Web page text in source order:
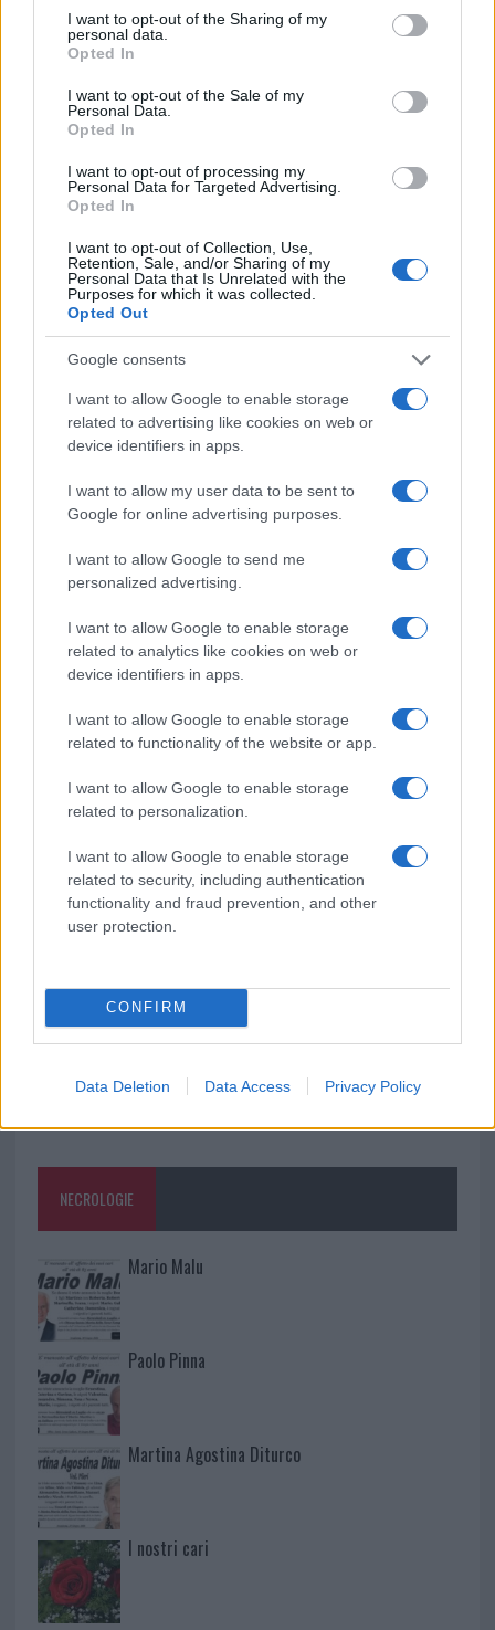
not limited to your visit or usage behaviour. You may click to
grant or deny consent to Google and its third-party tags to
use your data for below specified purposes in below Google
consent section.
I want to opt-out of the Sharing of my
personal data.
Opted In
I want to opt-out of the Sale of my
Personal Data.
Opted In
I want to opt-out of processing my
Personal Data for Targeted Advertising.
Opted In
I want to opt-out of Collection, Use,
Retention, Sale, and/or Sharing of my
Personal Data that Is Unrelated with the
Purposes for which it was collected.
Opted Out
Google consents
I want to allow Google to enable storage
related to advertising like cookies on web or
device identifiers in apps.
I want to allow my user data to be sent to
Google for online advertising purposes.
I want to allow Google to send me
personalized advertising.
I want to allow Google to enable storage
related to analytics like cookies on web or
device identifiers in apps.
I want to allow Google to enable storage
related to functionality of the website or app.
I want to allow Google to enable storage
related to personalization.
I want to allow Google to enable storage
related to security, including authentication
functionality and fraud prevention, and other
user protection.
CONFIRM
Data Deletion Data Access Privacy Policy
Condividi l'articolo
F
a
ce
b
o
o
k
T
w
it
te
r
n
re
st
h
s
A
p
p
h
re
Prossimo articolo
NOTIZIE RECENTI
Le previsioni meteo per il weekend a Olbia e in
Gallura
Michelle Hunziker in Gallura, bella anche dal
vivo: un amico vip svela come fa
Calangianus, dopo le polemiche il centro
esplode la protesta
soluzione ideale per la casa e l’ufficio
Monte Pino, la fine di un lungo dolore: storia e
rinascita della strada che segnò la Gallura
Raid nelle campagne di Berchidda, rischio per
la rete elettrica
NECROLOGIE
Mario Malu
Paolo Pinna
Martina Agostina Diturco
I nostri cari